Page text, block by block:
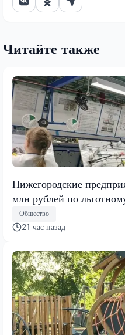
Читайте также
Нижегородские
млн рублей по
Общество
21 час назад